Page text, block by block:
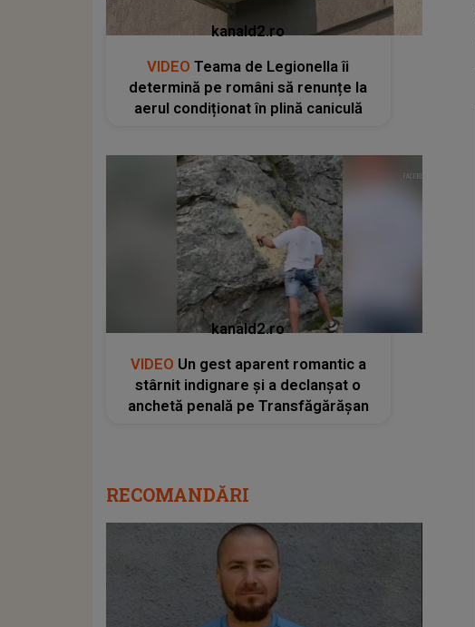
kanald2.ro
VIDEO Teama de Legionella îi
determină pe români să renunțe la
aerul condiționat în plină caniculă
kanald2.ro
VIDEO Un gest aparent romantic a
stârnit indignare și a declanșat o
anchetă penală pe Transfăgărășan
RECOMANDĂRI